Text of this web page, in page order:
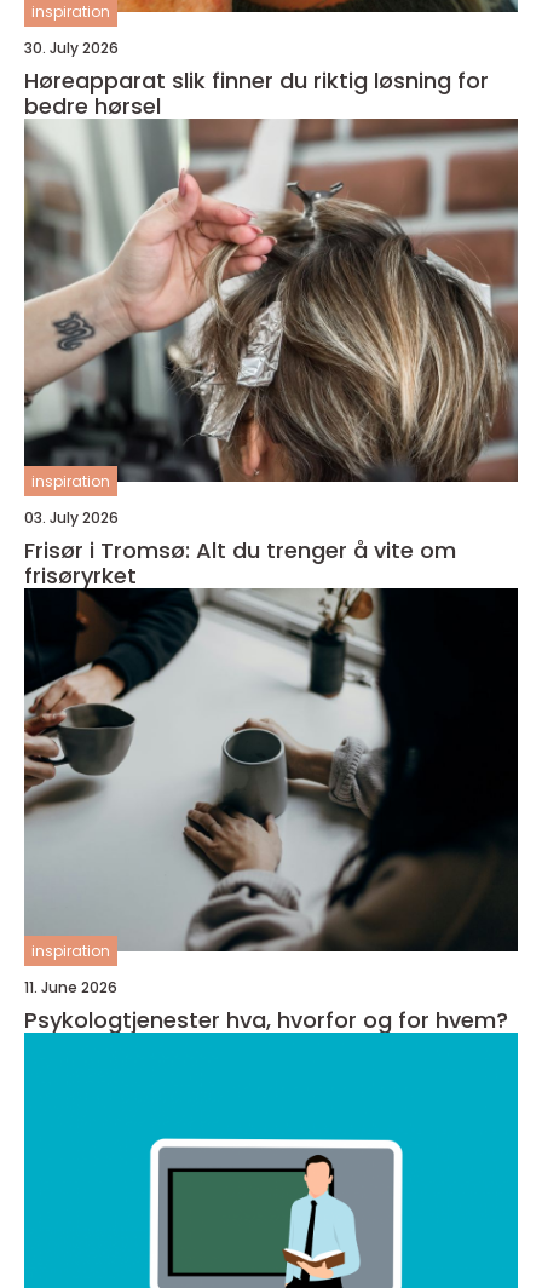
inspiration
30. July 2026
Høreapparat slik finner du riktig løsning for
bedre hørsel
inspiration
03. July 2026
Frisør i Tromsø: Alt du trenger å vite om
frisøryrket
inspiration
11. June 2026
Psykologtjenester hva, hvorfor og for hvem?